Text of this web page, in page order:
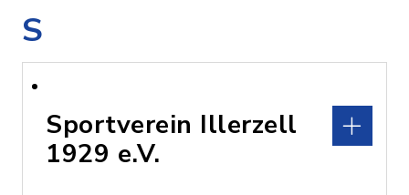
S
Sportverein Illerzell
1929 e.V.